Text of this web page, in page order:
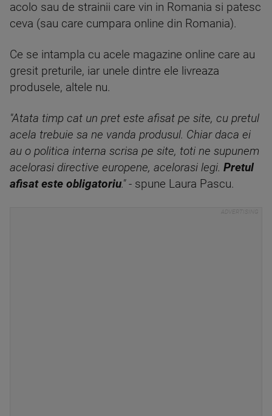
acolo sau de strainii care vin in Romania si patesc
ceva (sau care cumpara online din Romania).
Ce se intampla cu acele magazine online care au
gresit preturile, iar unele dintre ele livreaza
produsele, altele nu.
"Atata timp cat un pret este afisat pe site, cu pretul
acela trebuie sa ne vanda produsul. Chiar daca ei
au o politica interna scrisa pe site, toti ne supunem
acelorasi directive europene, acelorasi legi. Pretul
afisat este obligatoriu." - spune Laura Pascu.